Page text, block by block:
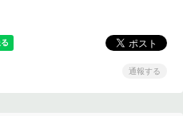
通報する